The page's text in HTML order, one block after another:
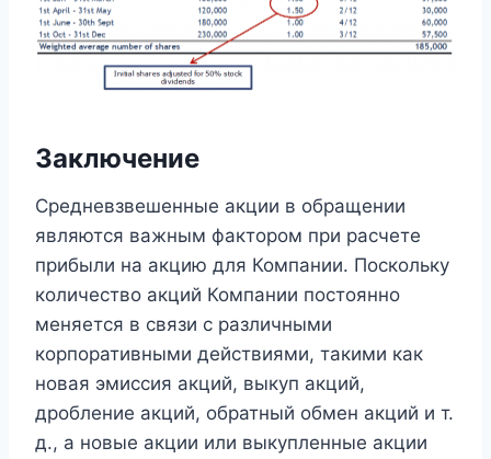
Заключение
Средневзвешенные акции в обращении
являются важным фактором при расчете
прибыли на акцию для Компании. Поскольку
количество акций Компании постоянно
меняется в связи с различными
корпоративными действиями, такими как
новая эмиссия акций, выкуп акций,
дробление акций, обратный обмен акций и т.
д., а новые акции или выкупленные акции